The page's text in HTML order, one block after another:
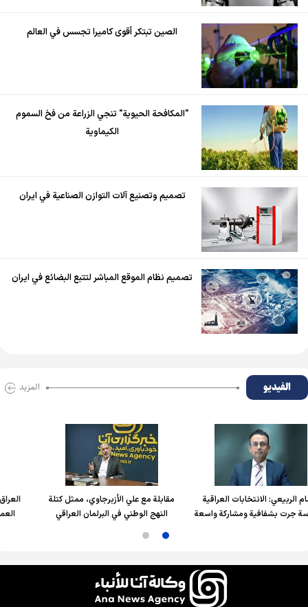
الصين تبتكر أقوى كاميرا تجسس في العالم
"المكافحة الحيوية" تنجي الزراعة من فخ السموم
الكيماوية
تصميم وتصنيع آلات التوازن الصناعية في ايران
تصميم نظام الموقع المباشر لتتبع البضائع في ايران
الفیدیو المزید
العراقية
ومشاركة واسعة
مقابلة مع علي الأزبرجاوي، ممثل كتلة
النهج الوطني في البرلمان العراقي
العراق شريك
العمق العربي